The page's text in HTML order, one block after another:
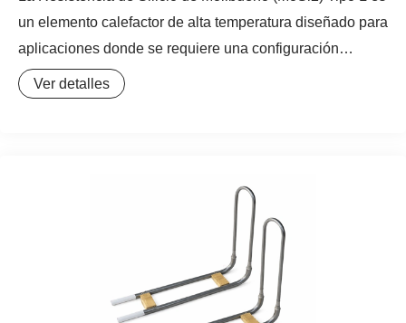
un elemento calefactor de alta temperatura diseñado para
aplicaciones donde se requiere una configuración
angular específica, similar a una “L”. Fabricada con
MoSi2 de alta pureza, esta resistencia calefactora de
temperaturas de hasta 1850°C, destacando por su
excelente resistencia a la oxidación y una vida útil
prolongada. Como elemento calefactor de horno de alta
temperatura con diseño en L, es ideal para optimizar la
distribución del calor en esquinas o zonas específicas de
Ver detalles